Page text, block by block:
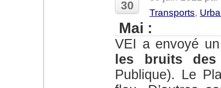
30
Transports,
Mai :
VEI a envoyé
les bruits des
Publique). Le